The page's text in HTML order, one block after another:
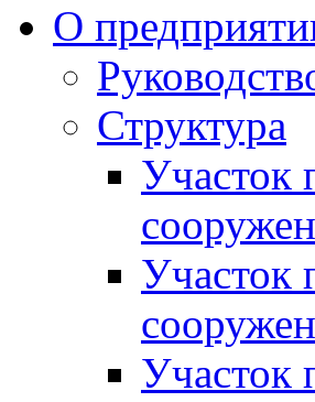
О
Структура
Участок
Участок
Участок